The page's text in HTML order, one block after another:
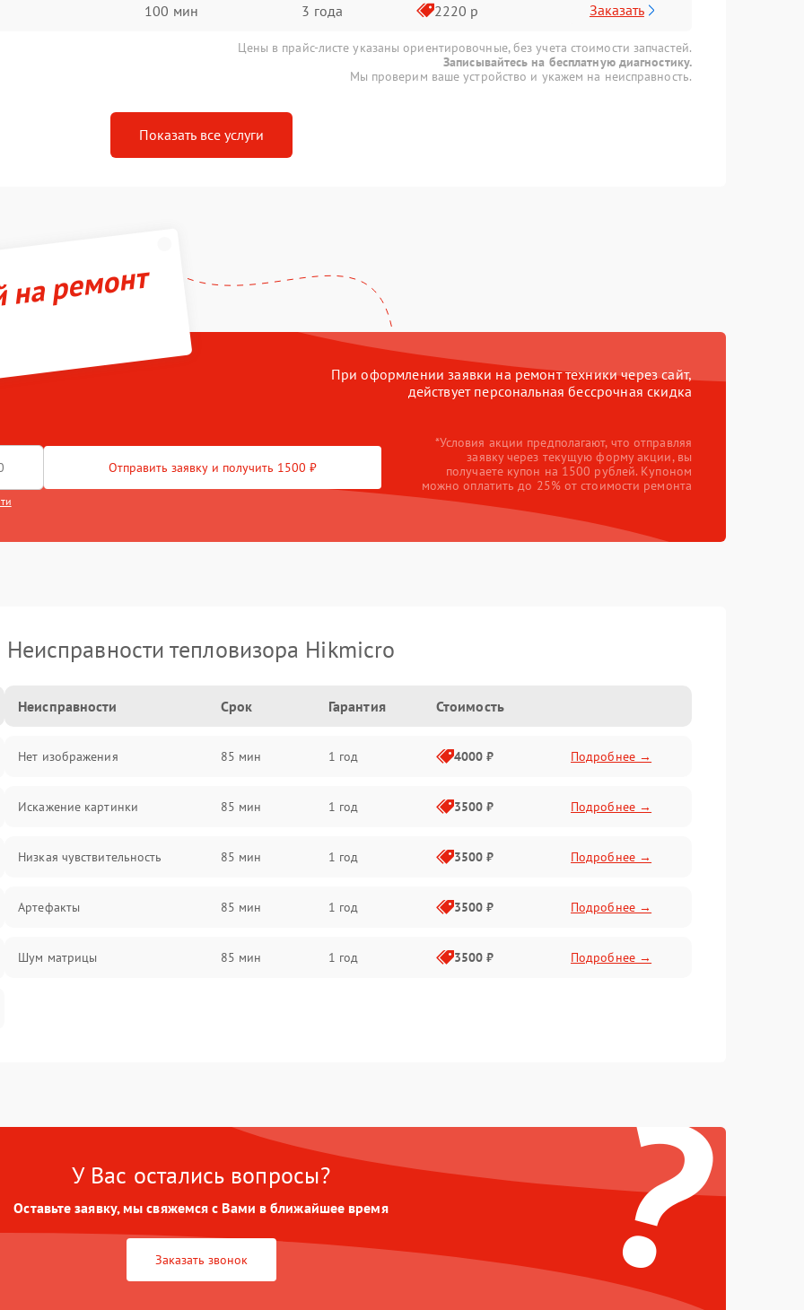
100 мин 3 года 2220 р Заказать
Цены в прайс-листе указаны ориентировочные, без учета стоимости запчастей.
Записывайтесь на бесплатную диагностику.
Мы проверим ваше устройство и укажем на неисправность.
Показать все услуги
ремонт
При оформлении заявки на ремонт техники через сайт,
действует персональная бессрочная скидка
Отправить заявку и получить 1500 ₽
*Условия акции предполагают, что отправляя
заявку через текущую форму акции, вы
получаете купон на 1500 рублей. Купоном
можно оплатить до 25% от стоимости ремонта
Неисправности тепловизора Hikmicro
Неисправности Срок Гарантия Стоимость
Нет изображения 85 мин 1 год 4000 ₽ Подробнее →
Искажение картинки 85 мин 1 год 3500 ₽ Подробнее →
Низкая чувствительность 85 мин 1 год 3500 ₽ Подробнее →
Артефакты 85 мин 1 год 3500 ₽ Подробнее →
Шум матрицы 85 мин 1 год 3500 ₽ Подробнее →
?
У Вас остались вопросы?
Оставьте заявку, мы свяжемся с Вами в ближайшее время
Заказать звонок